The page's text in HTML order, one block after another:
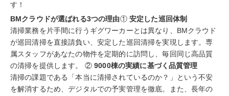
す！
BMクラウドが選ばれる3つの理由① 安定した巡回体制
清掃業務を片手間に行うギグワーカーとは異なり、BMクラウド
が巡回清掃を直接請負い、安定した巡回清掃を実現します。専
属スタッフがあなたの物件を定期的に訪問し、毎回同じ高品質
の清掃を提供します。 ②9000棟の実績に基づく品質管理
清掃の課題である「本当に清掃されているのか？」という不安
を解消するため、デジタルでの予実管理を徹底。また、長年の